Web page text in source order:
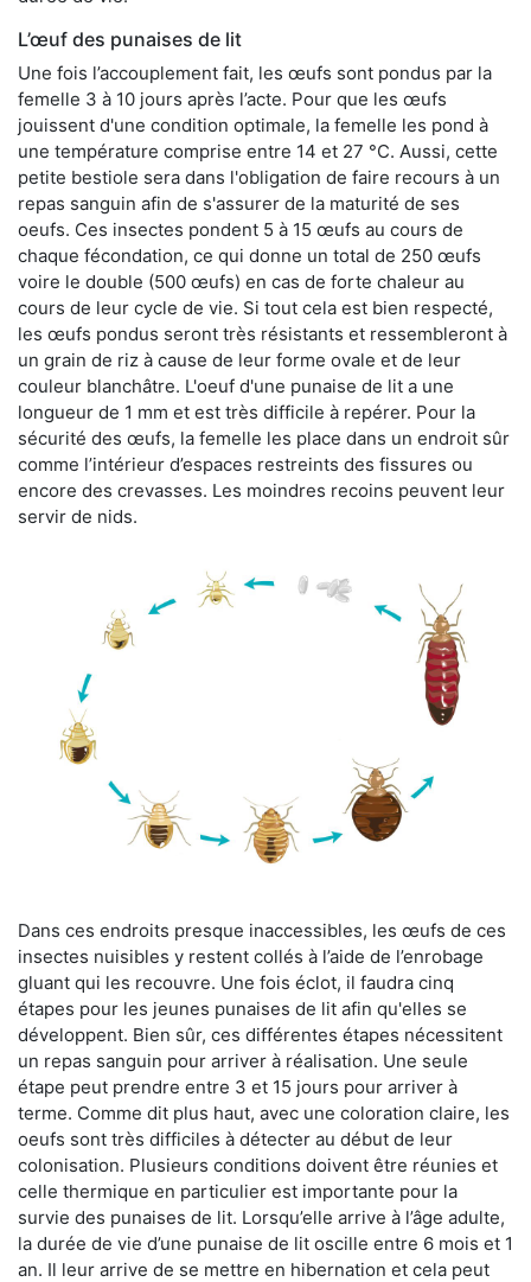
L’œuf des punaises de lit
Une fois l’accouplement fait, les œufs sont pondus par la
femelle 3 à 10 jours après l’acte. Pour que les œufs
jouissent d'une condition optimale, la femelle les pond à
une température comprise entre 14 et 27 °C. Aussi, cette
petite bestiole sera dans l'obligation de faire recours à un
repas sanguin afin de s'assurer de la maturité de ses
oeufs. Ces insectes pondent 5 à 15 œufs au cours de
chaque fécondation, ce qui donne un total de 250 œufs
voire le double (500 œufs) en cas de forte chaleur au
cours de leur cycle de vie. Si tout cela est bien respecté,
les œufs pondus seront très résistants et ressembleront à
un grain de riz à cause de leur forme ovale et de leur
couleur blanchâtre. L'oeuf d'une punaise de lit a une
longueur de 1 mm et est très difficile à repérer. Pour la
sécurité des œufs, la femelle les place dans un endroit sûr
comme l’intérieur d’espaces restreints des fissures ou
encore des crevasses. Les moindres recoins peuvent leur
servir de nids.
Dans ces endroits presque inaccessibles, les œufs de ces
insectes nuisibles y restent collés à l’aide de l’enrobage
gluant qui les recouvre. Une fois éclot, il faudra cinq
étapes pour les jeunes punaises de lit afin qu'elles se
développent. Bien sûr, ces différentes étapes nécessitent
un repas sanguin pour arriver à réalisation. Une seule
étape peut prendre entre 3 et 15 jours pour arriver à
terme. Comme dit plus haut, avec une coloration claire, les
oeufs sont très difficiles à détecter au début de leur
colonisation. Plusieurs conditions doivent être réunies et
celle thermique en particulier est importante pour la
survie des punaises de lit. Lorsqu’elle arrive à l’âge adulte,
la durée de vie d’une punaise de lit oscille entre 6 mois et 1
an. Il leur arrive de se mettre en hibernation et cela peut